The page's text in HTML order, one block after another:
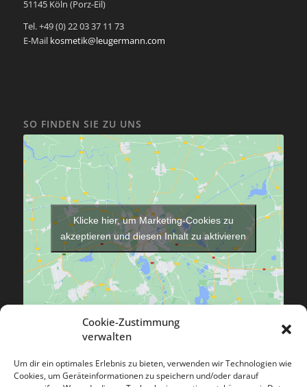
Cookie-Zustimmung
verwalten
Um dir ein optimales Erlebnis zu bieten, verwenden wir Technologien wie
Cookies, um Geräteinformationen zu speichern und/oder darauf
51145 Köln (Porz-Eil)
Tel. +49 (0) 22 03 37 11 73
E-Mail kosmetik@leugermann.com
SO FINDEN SIE ZU UNS
Klicke hier, um Marketing-Cookies zu
akzeptieren und diesen Inhalt zu aktivieren